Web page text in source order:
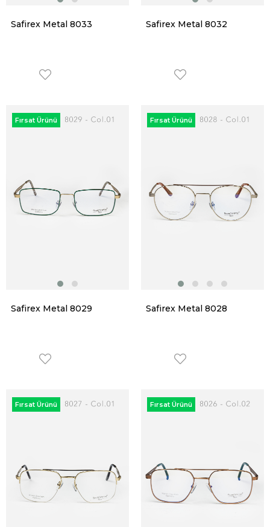
Safirex Metal 8033 Safirex Metal 8032
Safirex Metal 8029
Fırsat Ürünü
Safirex Metal 8028
Fırsat Ürünü
Fırsat Ürünü Fırsat Ürünü